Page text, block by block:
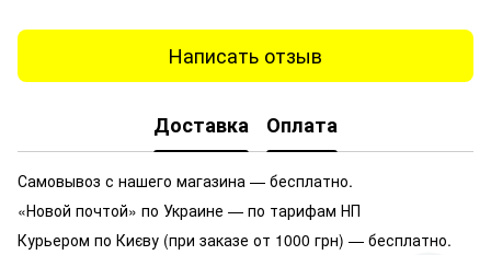
Написать отзыв
Доставка Оплата
Самовывоз с нашего магазина — бесплатно.
«Новой почтой» по Украине — по тарифам НП
Курьером по Києву (при заказе от 1000 грн) — бесплатно.